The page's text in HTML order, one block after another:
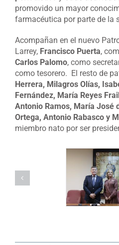
promovido un mayor
farmacéutica por parte de la
Acompañan en el nuevo
Larrey, Francisco Puerta,
Carlos Palomo, como
como tesorero. El resto de
Herrera, Milagros Olías,
Fernández, María Reyes
Antonio Ramos, María José
Ortega, Antonio Rabasco y
miembro nato por ser